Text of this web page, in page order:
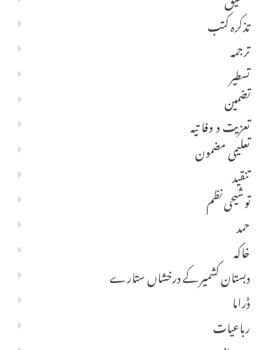
تذکرہ کتب
ترجمہ
تسطیر
تضمین
تعزیت و وفا تیہ
تعلیمی مضمون
تنقید
توشیحی نظم
حمد
خاکہ
دبستان کشمیر کے درخشاں ستارے
ڈراما
رباعیات